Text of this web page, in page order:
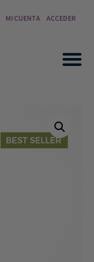
MI CUENTA ACCEDER